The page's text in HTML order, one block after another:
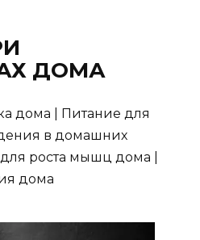
ДОМА
дома | Питание для
в домашних
роста мышц дома |
дома